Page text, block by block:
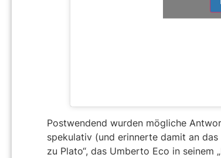
Postwendend wurden mögliche
spekulativ (und erinnerte damit an
zu Plato“, das Um­berto Eco in seinem